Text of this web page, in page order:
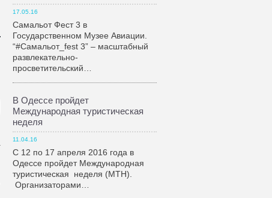
17.05.16
Самальот Фест 3 в
Государственном Музее Авиации.
“#Самальот_fest 3” – масштабный
развлекательно-
просветительский…
В Одессе пройдет
Международная туристическая
неделя
11.04.16
С 12 по 17 апреля 2016 года в
Одессе пройдет Международная
туристическая неделя (МТН).
Организаторами…